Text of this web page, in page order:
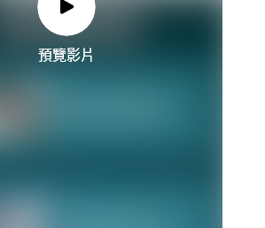
預覽影片
預覽影片